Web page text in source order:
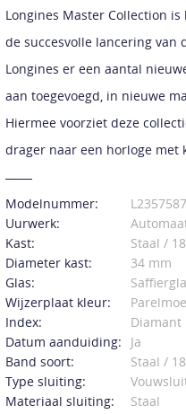
Longines Master Collection
de succesvolle lancering van
Longines er een aantal
aan toegevoegd, in nieuwe
Hiermee voorziet deze
drager naar een horloge met
Modelnummer:
Uurwerk:
Kast:
Staal /
Diameter kast:
34 mm
Glas:
Wijzerplaat kleur:
Index:
Diamant
Datum aanduiding:
Ja
Band soort:
Staal /
Type sluiting:
Materiaal sluiting:
Staal